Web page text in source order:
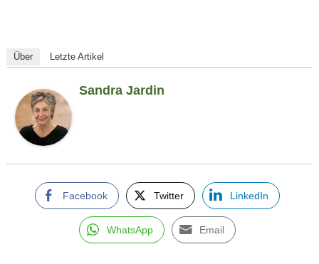
Über Letzte Artikel
Sandra Jardin
Facebook Twitter LinkedIn
WhatsApp Email